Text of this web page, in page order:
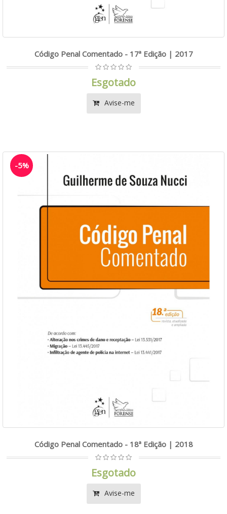
Código Penal Comentado - 17ª Edição | 2017
Esgotado
Avise-me
-5%
Código Penal Comentado - 18ª Edição | 2018
Esgotado
Avise-me